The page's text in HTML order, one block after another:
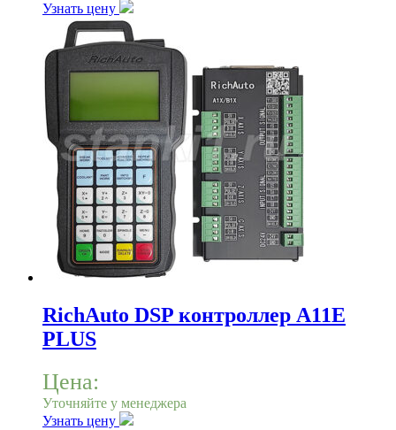
Узнать цену
RichAuto DSP контроллер A11E
PLUS
Цена:
Уточняйте у менеджера
Узнать цену